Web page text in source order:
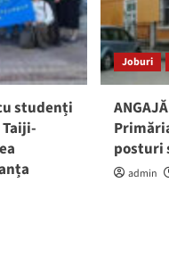
studenți
Joburi
posturi
admin